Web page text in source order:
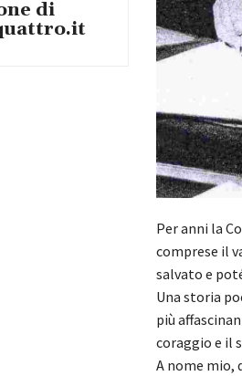
di
Per anni la
comprese il
salvato e
Una storia
più
coraggio e il
A nome mio,